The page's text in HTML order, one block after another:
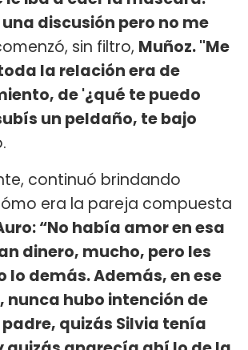
discusión pero no me
sin filtro, Muñoz. "Me
la relación era de
de '¿qué te puedo
un peldaño, te bajo
continuó brindando
era la pareja compuesta
“No había amor en esa
dinero, mucho, pero les
demás. Además, en ese
hubo intención de
quizás Silvia tenía